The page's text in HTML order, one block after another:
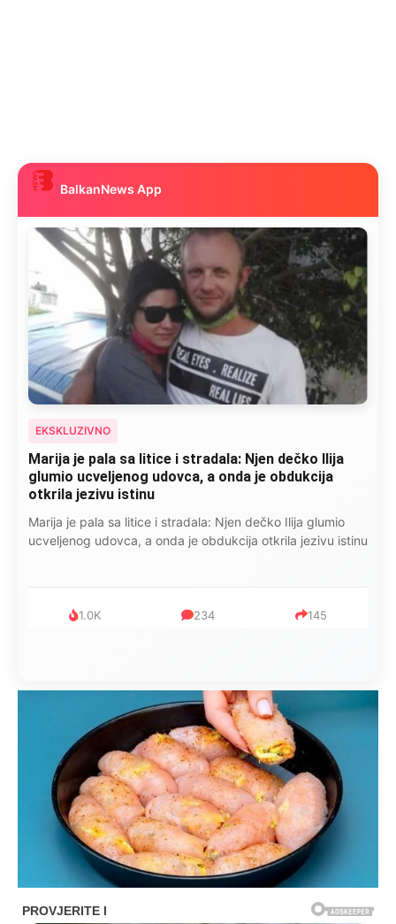
BalkanNews App
EKSKLUZIVNO
Marija je pala sa litice i stradala: Njen dečko Ilija
glumio ucveljenog udovca, a onda je obdukcija
otkrila jezivu istinu
Marija je pala sa litice i stradala: Njen dečko Ilija glumio
ucveljenog udovca, a onda je obdukcija otkrila jezivu istinu
1.0K 234 145